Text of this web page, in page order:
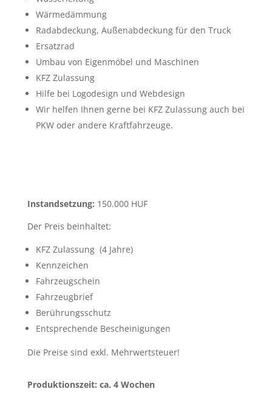
Wärmedämmung
Radabdeckung, Außenabdeckung für den Truck
Ersatzrad
Umbau von Eigenmöbel und Maschinen
KFZ Zulassung
Hilfe bei Logodesign und Webdesign
Wir helfen Ihnen gerne bei KFZ Zulassung auch bei
PKW oder andere Kraftfahrzeuge.
Instandsetzung: 150.000 HUF
Der Preis beinhaltet:
KFZ Zulassung (4 Jahre)
Kennzeichen
Fahrzeugschein
Fahrzeugbrief
Berührungsschutz
Entsprechende Bescheinigungen
Die Preise sind exkl. Mehrwertsteuer!
Produktionszeit: ca. 4 Wochen